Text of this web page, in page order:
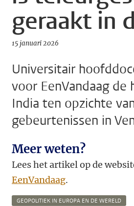
geraakt in
15 januari 2026
Universitair
voor EenVandaag de
India ten opzichte
gebeurtenissen in
Meer weten?
Lees het artikel op de
EenVandaag.
GEOPOLITIEK IN EUROPA EN DE WERELD